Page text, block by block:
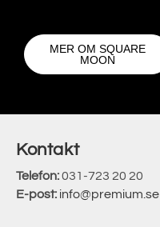
MER OM SQUARE
MOON
Kontakt
Telefon:031-723 20 20
E-post: info@premium.se